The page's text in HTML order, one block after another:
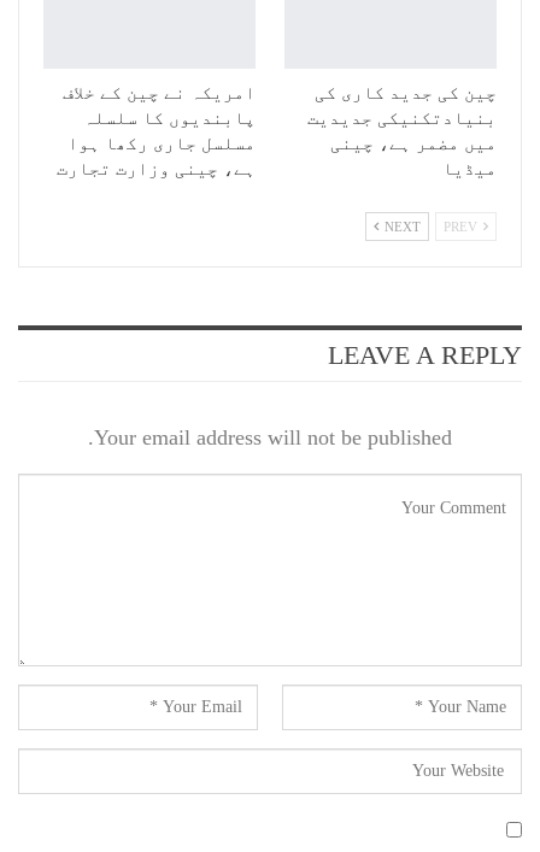
چین کی جدید کاری کی
بنیادتکنیکی جدیدیت
میں مضمر ہے، چینی
میڈیا
امریکہ نے چین کے خلاف
پابندیوں کا سلسلہ
مسلسل جاری رکھا ہوا
ہے، چینی وزارت تجارت
NEXT
LEAVE A REPLY
Your email address will not be published.